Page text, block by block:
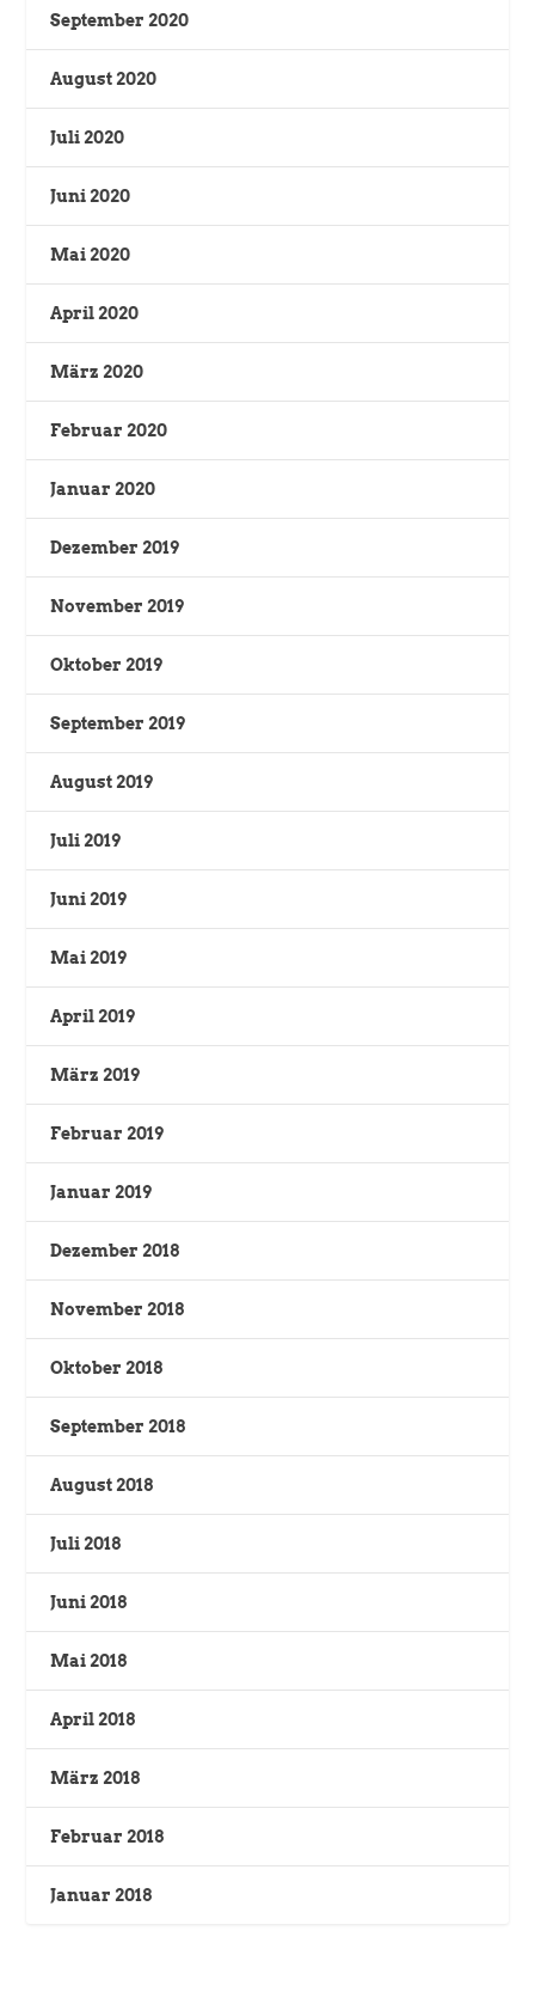
September 2020
August 2020
Juli 2020
Juni 2020
Mai 2020
April 2020
März 2020
Februar 2020
Januar 2020
Dezember 2019
November 2019
Oktober 2019
September 2019
August 2019
Juli 2019
Juni 2019
Mai 2019
April 2019
März 2019
Februar 2019
Januar 2019
Dezember 2018
November 2018
Oktober 2018
September 2018
August 2018
Juli 2018
Juni 2018
Mai 2018
April 2018
März 2018
Februar 2018
Januar 2018